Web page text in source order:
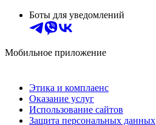
Боты для уведомлений
Мобильное приложение
Этика и комплаенс
Оказание услуг
Использование сайтов
Защита персональных данных